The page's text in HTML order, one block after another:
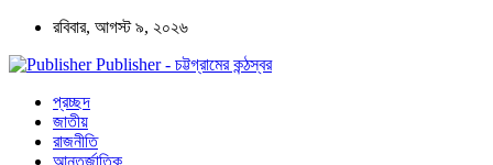
রবিবার, আগস্ট ৯, ২০২৬
Publisher - চট্টগ্রামের কন্ঠস্বর
প্রচ্ছদ
জাতীয়
রাজনীতি
আন্তর্জাতিক